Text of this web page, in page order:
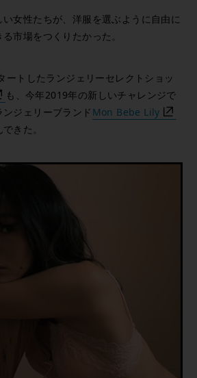
女性たちが、洋服を選ぶように自由に
市場をつくりたかった。
ートしたランジェリーセレクトショッ
も、今年2019年の新しいチャレンジで
ジェリーブランド Mon Bebe Lily
きた。